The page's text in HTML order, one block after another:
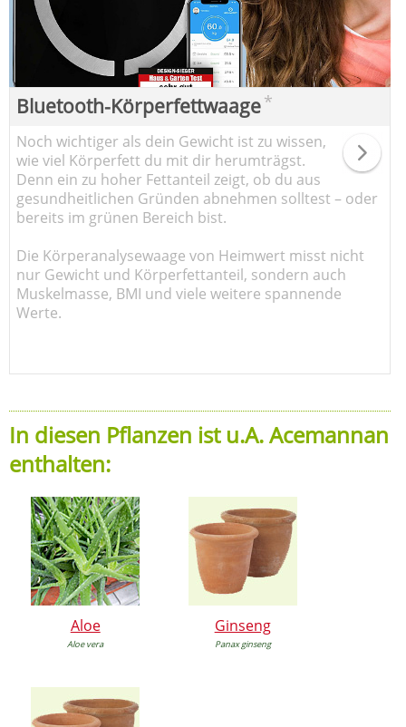
Bluetooth-Körperfettwaage*
Noch wichtiger als dein Gewicht ist zu wissen,
wie viel Körperfett du mit dir herumträgst.
Denn ein zu hoher Fettanteil zeigt, ob du aus
gesundheitlichen Gründen abnehmen solltest – oder
bereits im grünen Bereich bist.
Die Körperanalysewaage von Heimwert misst nicht
nur Gewicht und Körperfettanteil, sondern auch
Muskelmasse, BMI und viele weitere spannende
Werte.
In diesen Pflanzen ist u.A. Acemannan
enthalten:
Aloe
Aloe vera
Ginseng
Panax ginseng